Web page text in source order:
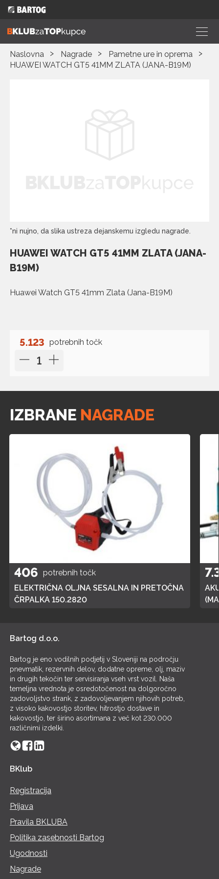
Naslovna Nagrade
Pametne ure in oprema
HUAWEI WATCH GT5 41MM ZLATA (JANA-B19M)
*ni nujno, da slika ustreza dejanskemu izgledu nagrade.
HUAWEI WATCH GT5 41MM ZLATA (JANA-
B19M)
Huawei Watch GT5 41mm Zlata (Jana-B19M)
5.123 potrebnih točk
IZBRANE NAGRADE
406 potrebnih točk
ELEKTRIČNA OLJNA SESALNA IN PRETOČNA
ČRPALKA 150.2820
Bartog d.o.o.
Bartog je eno vodilnih podjetij v Sloveniji na področju
pnevmatik, rezervnih delov, dodatne opreme, olj, maziv
in drugih tekočin ter servisiranja vseh vrst vozil. Naša
temeljna vrednota je osredotočenost na dolgoročno
zadovoljstvo strank, z zadovoljevanjem njihovih potreb,
z visoko kakovostjo storitev, hitrostjo dostave in
kakovostjo, ter širino asortimana z več kot 230.000
različnimi izdelki.
BKlub
Registracija
Prijava
Pravila BKLUBA
Politika zasebnosti Bartog
Ugodnosti
Nagrade